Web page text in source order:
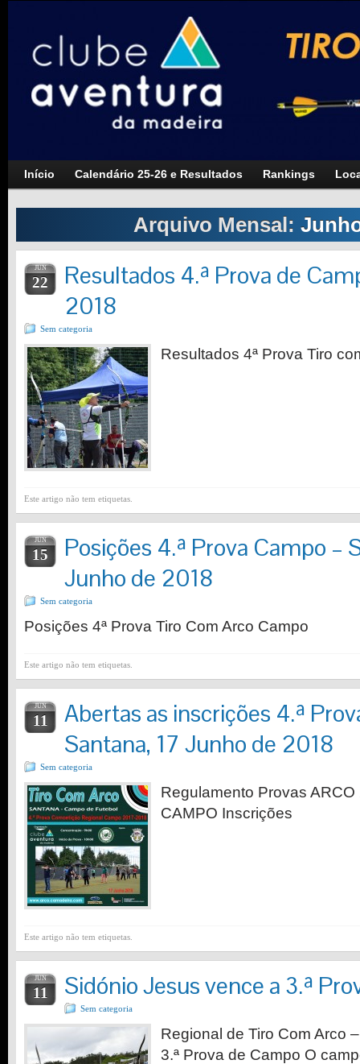
Início Calendário 25-26 e Resultados Rankings
Arquivo Mensal:
JUN
22
Resultados 4.ª Prova de
2018
Sem categoria
Resultados 4ª Prova Tiro
Este artigo não tem etiquetas.
JUN
15
Posições 4.ª Prova Campo –
Junho de 2018
Sem categoria
Posições 4ª Prova Tiro Com Arco Campo
Este artigo não tem etiquetas.
JUN
11
Abertas as inscrições 4.ª
Santana, 17 Junho de 2018
Sem categoria
Regulamento Provas
CAMPO Inscrições
Este artigo não tem etiquetas.
JUN
11 Sidónio Jesus vence a 3.ª
Sem categoria
Regional de Tiro Com Arco
3.ª Prova de Campo O